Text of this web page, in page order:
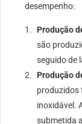
desempenho:
Produção
são
seguido de
Produção
produzidos
inoxidável.
submetida